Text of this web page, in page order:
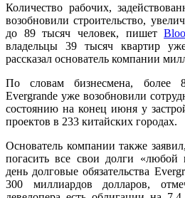
Количество рабочих,
возобновили строительство,
до 89 тысяч человек, пишет
владельцы 39 тысяч квартир
рассказал основатель компании
По словам бизнесмена, более
Evergrande уже возобновили
состоянию на конец июня у
проектов в 233 китайских городах.
Основатель компании также
погасить все свои долги
день долговые обязательства
300 миллиардов долларов,